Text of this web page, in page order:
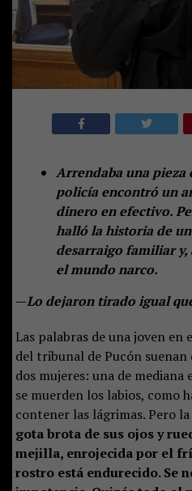
Arrendaba una pieza
policía encontró un
dinero en efectivo.
halló la historia de
desarraigo familiar
el mundo narco.
—Lo dejaron tirado igual
Las palabras de una joven
del tribunal de Pucón suenan
dos mujeres: una de mediana
se muerden los labios, como
contener las lágrimas. Pero
gota brota de sus ojos y
mejilla, enrojecida por el
rostro está endurecido. Se